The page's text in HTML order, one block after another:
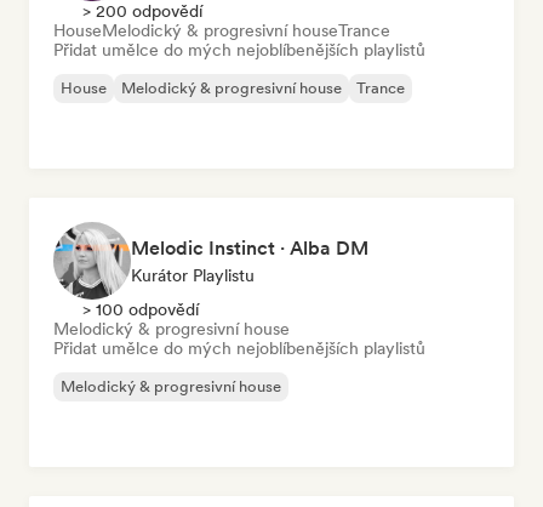
> 200 odpovědí
HouseMelodický & progresivní houseTrance
Přidat umělce do mých nejoblíbenějších playlistů
House Melodický & progresivní house Trance
Melodic Instinct · Alba DM
Kurátor Playlistu
> 100 odpovědí
Melodický & progresivní house
Přidat umělce do mých nejoblíbenějších playlistů
Melodický & progresivní house